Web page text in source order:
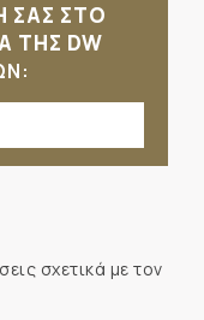
ΣΑΣ ΣΤΟ
DW
σχετικά με τον